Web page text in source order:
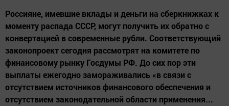
Россияне, имевшие вклады и деньги на сберкнижках к
моменту распада СССР, могут получить их обратно с
конвертацией в современные рубли. Соответствующий
законопроект сегодня рассмотрят на комитете по
финансовому рынку Госдумы РФ. До сих пор эти
выплаты ежегодно замораживались «в связи с
отсутствием источников финансового обеспечения и
отсутствием законодательной области применения...